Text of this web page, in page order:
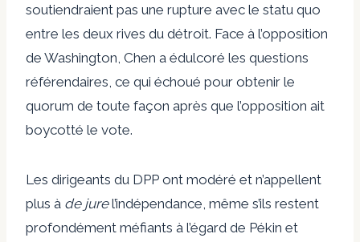
soutiendraient pas une rupture avec le statu quo
entre les deux rives du détroit. Face à l’opposition
de Washington, Chen a édulcoré les questions
référendaires, ce qui échoué pour obtenir le
quorum de toute façon après que l’opposition ait
boycotté le vote.
Les dirigeants du DPP ont modéré et n’appellent
plus à de jurel’indépendance, même s’ils restent
profondément méfiants à l’égard de Pékin et